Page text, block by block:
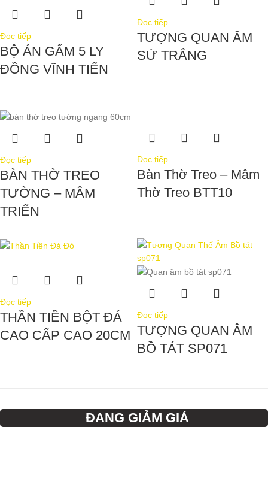
Đọc tiếp
BỘ ÁN GẤM 5 LY
ĐỒNG VĨNH TIẾN
Đọc tiếp
TƯỢNG QUAN ÂM
SỨ TRẮNG
Đọc tiếp
BÀN THỜ TREO
TƯỜNG – MÂM
TRIỂN
Đọc tiếp
Bàn Thờ Treo – Mâm
Thờ Treo BTT10
Đọc tiếp
THẦN TIỀN BỘT ĐÁ
CAO CẤP CAO 20CM
Đọc tiếp
TƯỢNG QUAN ÂM
BỒ TÁT SP071
ĐANG GIẢM GIÁ